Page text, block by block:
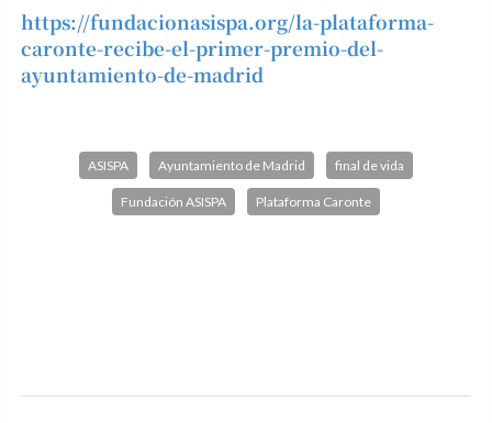
https://fundacionasispa.org/la-plataforma-
caronte-recibe-el-primer-premio-del-
ayuntamiento-de-madrid
ASISPA Ayuntamiento de Madrid final de vida
Fundación ASISPA Plataforma Caronte